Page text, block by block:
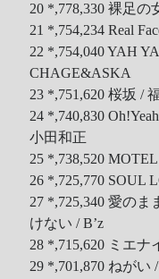
20 *,778,330 裸足の
21 *,754,234 Real
22 *,754,040 YAH
CHAGE&ASKA
23 *,751,620 桜坂 /
24 *,740,830
小田和正
25 *,738,520 MOTEL
26 *,725,770 SOUL
27 *,725,340 愛の
けない / B’z
28 *,715,620 ミエナ
29 *,701,870 ねがい /